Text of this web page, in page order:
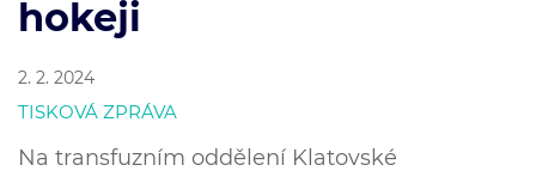
hokeji
2. 2. 2024
TISKOVÁ ZPRÁVA
Na transfuzním oddělení Klatovské